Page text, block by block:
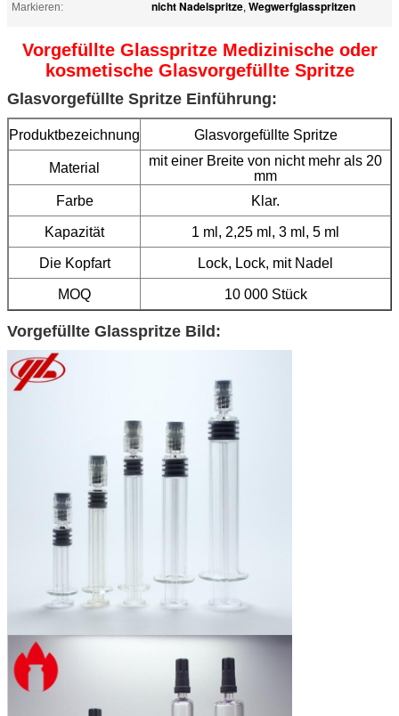
Markieren:
nicht Nadelspritze, Wegwerfglasspritzen
Vorgefüllte Glasspritze Medizinische oder
kosmetische Glasvorgefüllte Spritze
Glasvorgefüllte Spritze Einführung:
Produktbezeichnung Glasvorgefüllte Spritze
Material
mit einer Breite von nicht mehr als 20
mm
Farbe
Klar.
Kapazität 1 ml, 2,25 ml, 3 ml, 5 ml
Die Kopfart Lock, Lock, mit Nadel
MOQ 10 000 Stück
Vorgefüllte Glasspritze Bild: